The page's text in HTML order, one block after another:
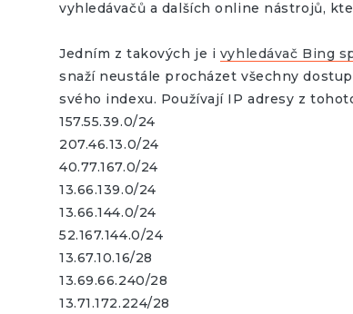
vyhledávačů a dalších online nástrojů,
Jedním z takových je i vyhledávač Bing
snaží neustále procházet všechny
svého indexu. Používají IP adresy z
157.55.39.0/24
207.46.13.0/24
40.77.167.0/24
13.66.139.0/24
13.66.144.0/24
52.167.144.0/24
13.67.10.16/28
13.69.66.240/28
13.71.172.224/28